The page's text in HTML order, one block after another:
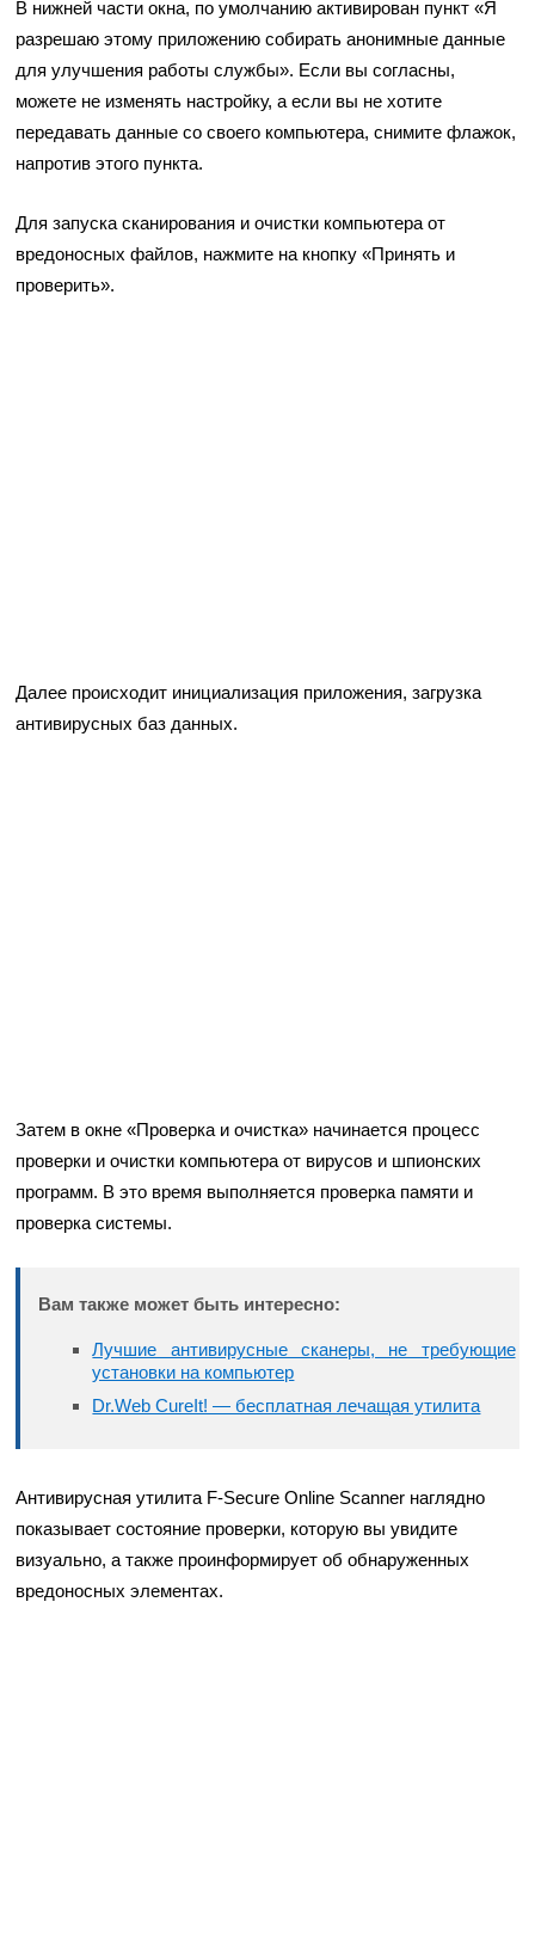
В нижней части окна, по умолчанию активирован пункт «Я
разрешаю этому приложению собирать анонимные данные
для улучшения работы службы». Если вы согласны,
можете не изменять настройку, а если вы не хотите
передавать данные со своего компьютера, снимите флажок,
напротив этого пункта.
Для запуска сканирования и очистки компьютера от
вредоносных файлов, нажмите на кнопку «Принять и
проверить».
Далее происходит инициализация приложения, загрузка
антивирусных баз данных.
Затем в окне «Проверка и очистка» начинается процесс
проверки и очистки компьютера от вирусов и шпионских
программ. В это время выполняется проверка памяти и
проверка системы.
Вам также может быть интересно:
Лучшие антивирусные сканеры, не требующие
установки на компьютер
Dr.Web CureIt! — бесплатная лечащая утилита
Антивирусная утилита F-Secure Online Scanner наглядно
показывает состояние проверки, которую вы увидите
визуально, а также проинформирует об обнаруженных
вредоносных элементах.